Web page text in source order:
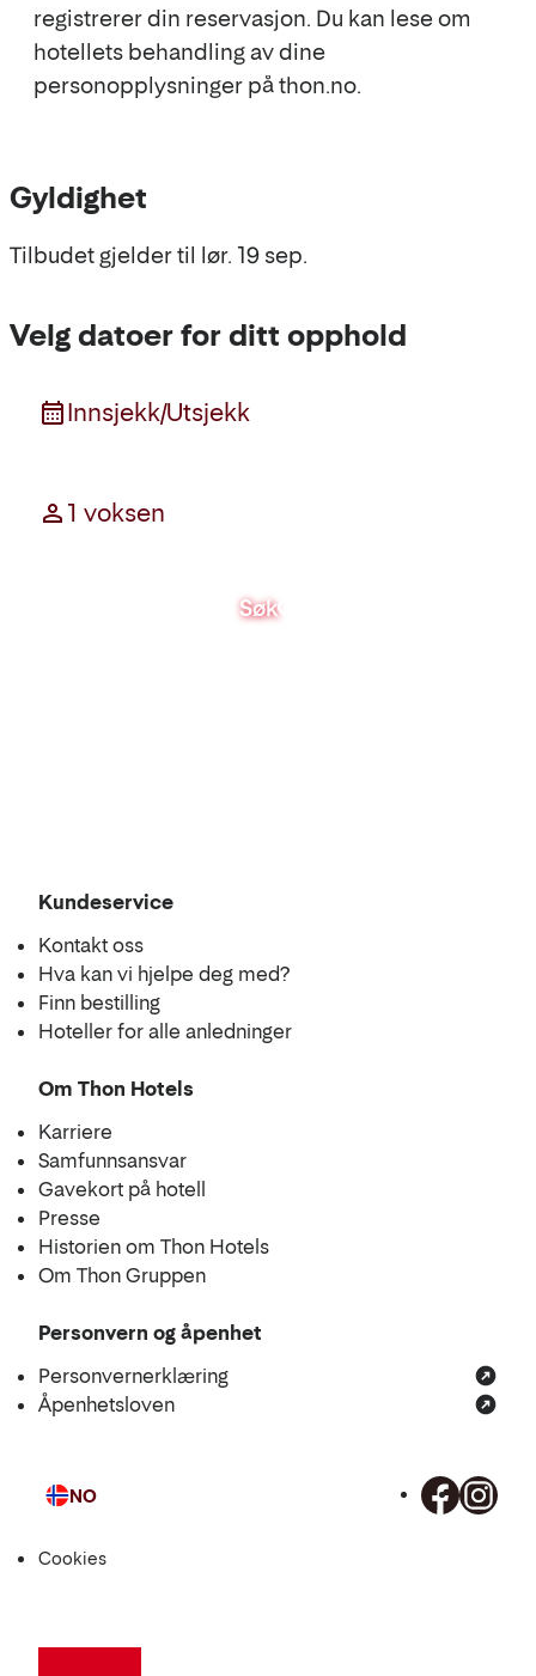
registrerer din reservasjon. Du kan lese om
hotellets behandling av dine
personopplysninger på thon.no.
Gyldighet
Tilbudet gjelder til lør. 19 sep.
Velg datoer for ditt opphold
DatoInnsjekk/Utsjekk
Gjester
1 voksen
Søk
Kundeservice
Kontakt oss
Hva kan vi hjelpe deg med?
Finn bestilling
Hoteller for alle anledninger
Om Thon Hotels
Karriere
Samfunnsansvar
Gavekort på hotell
Presse
Historien om Thon Hotels
Om Thon Gruppen
Personvern og åpenhet
Personvernerklæring
Åpenhetsloven
Språk
NO
Cookies